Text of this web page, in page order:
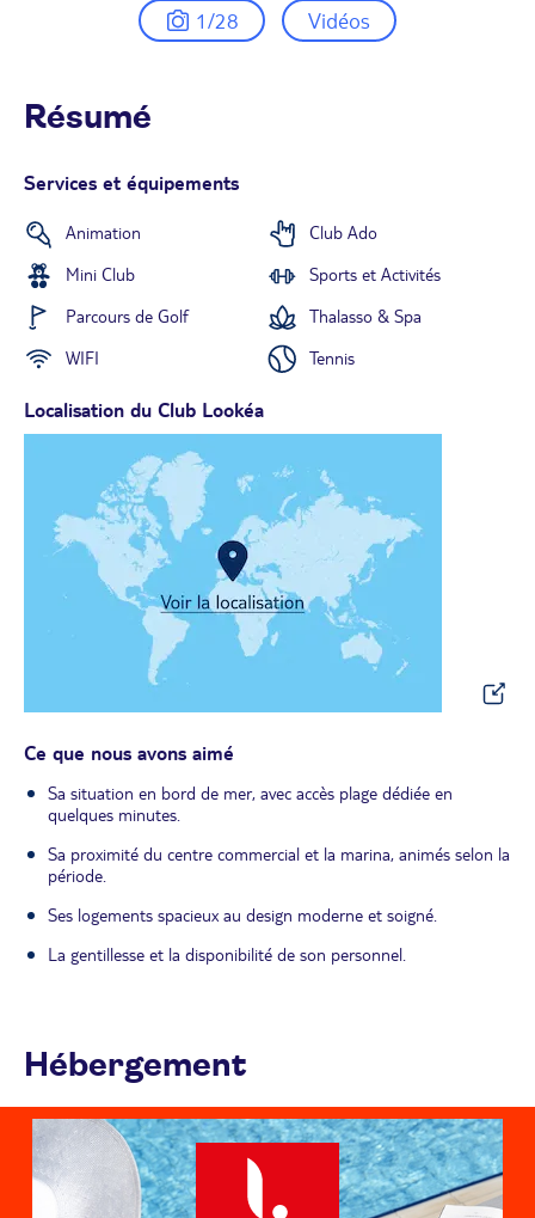
1/28 Vidéos
Résumé
Services et équipements
Animation
Club Ado
Mini Club
Sports et Activités
Parcours de Golf
Thalasso & Spa
WIFI
Tennis
Localisation du Club Lookéa
Ce que nous avons aimé
Sa situation en bord de mer, avec accès plage dédiée en
quelques minutes.
Sa proximité du centre commercial et la marina, animés selon la
période.
Ses logements spacieux au design moderne et soigné.
La gentillesse et la disponibilité de son personnel.
Hébergement